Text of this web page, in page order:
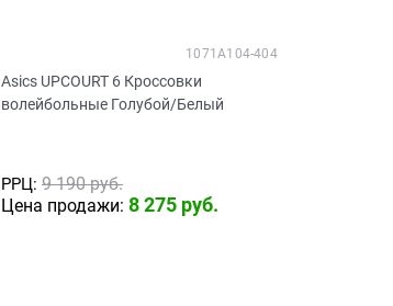
Asics UPCOURT 6 Кроссовки
волейбольные Голубой/Белый
1071A104-404
РРЦ: 9 190 руб.
Цена продажи: 8 275 руб.